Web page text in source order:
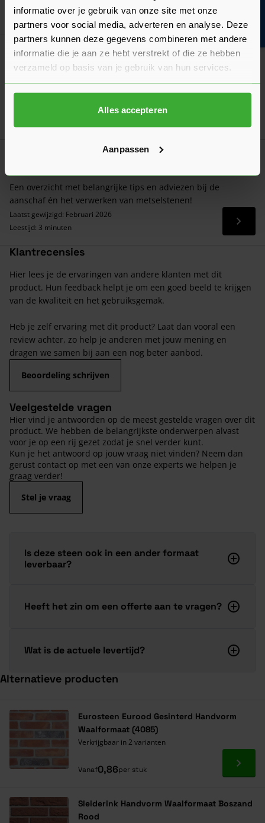
informatie over je gebruik van onze site met onze
partners voor social media, adverteren en analyse. Deze
partners kunnen deze gegevens combineren met andere
informatie die je aan ze hebt verstrekt of die ze hebben
verzameld op basis van je gebruik van hun services.
Alles accepteren
Aanpassen
Goed voorbereid aan de slag
Algemeen
Hoeveel metselstenen per m² heb je nodig?
Bekijk hier ons overzicht van het aantal metselstenen per m²
en hoe je dat zelf berekent!
Laatst gewijzigd: Augustus 2026
Een overzicht met belangrijke tips en adviezen bij de
aanschaf én het verwerken van metselstenen!
Laatst gewijzigd: Februari 2026
Leestijd: 3 minuten
Lees
Klantrecensies
Hier lees je de ervaringen van andere klanten met dit
product. Hun feedback helpt je om een goed beeld te krijgen
van de kwaliteit en het gebruiksgemak.
Heb je zelf ervaring met dit product? Laat dan vooral een
review achter, zo help je anderen met jouw mening en
dragen we samen bij aan een nog beter aanbod.
Beoordeling schrijven
Veelgestelde vragen
Hier vind je antwoorden op de meest gestelde vragen over dit
product. We hebben de belangrijkste onderwerpen alvast
voor je op een rij gezet zodat je snel verder kunt.
Kun je het antwoord op jouw vraag niet vinden? Neem dan
gerust contact op met een van onze experts we helpen je
graag verder!
Stel je vraag
Is deze steen ook in een ander formaat
leverbaar?
Heeft het zin om een offerte aan te vragen?
Wat is de actuele levertijd?
Alternatieve producten
Eurosteen Eurood Gesinterd Handvorm
Waalformaat (4085)
Verkrijgbaar in 2 varianten
Vanaf0,86per stuk Ga
Sleiderink Handvorm Waalformaat Boszand
Rood